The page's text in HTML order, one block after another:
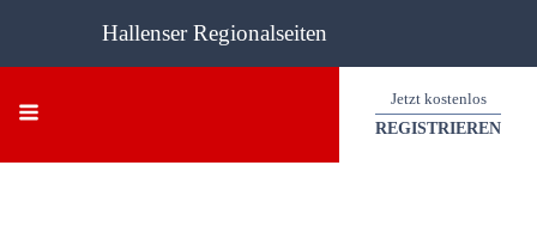
Hallenser Regionalseiten
Jetzt kostenlos
REGISTRIEREN